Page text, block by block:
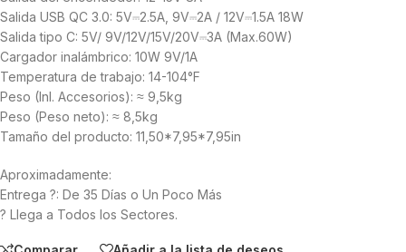
Salida USB QC 3.0: 5V⎓2.5A, 9V⎓2A / 12V⎓1.5A 18W
Salida tipo C: 5V/ 9V/12V/15V/20V⎓3A (Max.60W)
Cargador inalámbrico: 10W 9V/1A
Temperatura de trabajo: 14-104°F
Peso (Inl. Accesorios): ≈ 9,5kg
Peso (Peso neto): ≈ 8,5kg
Tamaño del producto: 11,50*7,95*7,95in
Aproximadamente:
Entrega ?: De 35 Días o Un Poco Más
? Llega a Todos los Sectores.